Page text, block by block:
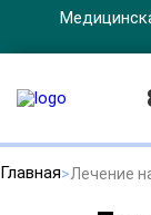
Главная Лечение